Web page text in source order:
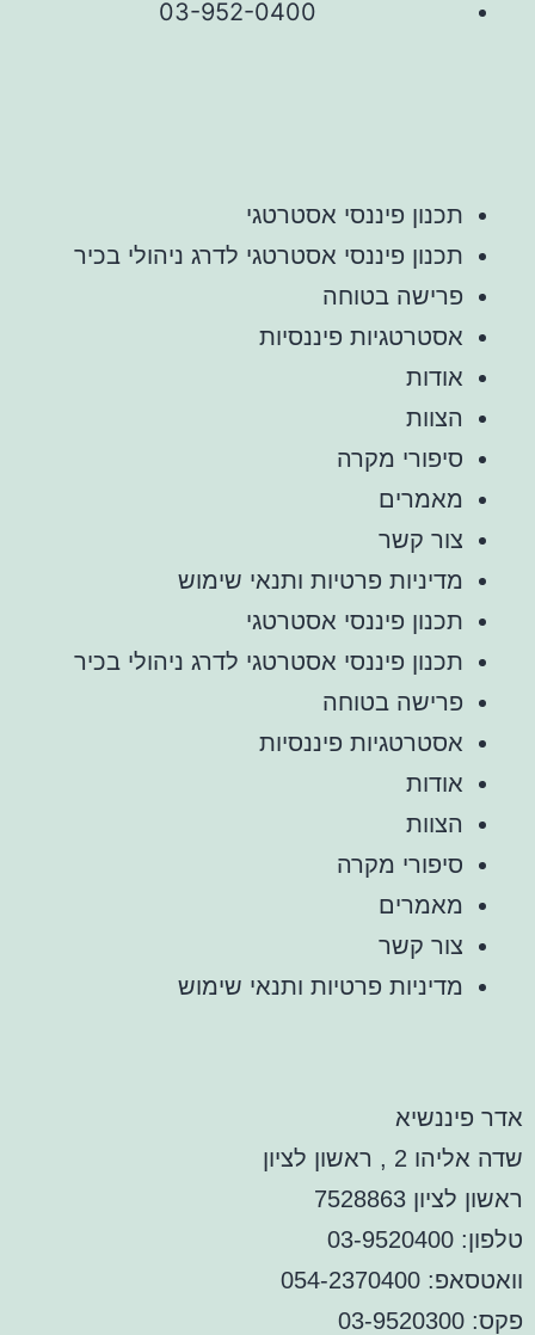
03-952-0400
תכנון פיננסי אסטרטגי
תכנון פיננסי אסטרטגי לדרג ניהולי בכיר
פרישה בטוחה
אסטרטגיות פיננסיות
אודות
הצוות
סיפורי מקרה
מאמרים
צור קשר
מדיניות פרטיות ותנאי שימוש
תכנון פיננסי אסטרטגי
תכנון פיננסי אסטרטגי לדרג ניהולי בכיר
פרישה בטוחה
אסטרטגיות פיננסיות
אודות
הצוות
סיפורי מקרה
מאמרים
צור קשר
מדיניות פרטיות ותנאי שימוש
אדר פיננשיא
שדה אליהו 2 , ראשון לציון
ראשון לציון 7528863
טלפון: 03-9520400
וואטסאפ: 054-2370400
פקס: 03-9520300